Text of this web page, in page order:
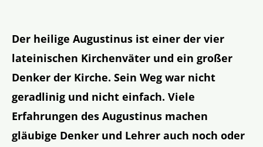
Der heilige Augustinus ist einer der vier
lateinischen Kirchenväter und ein großer
Denker der Kirche. Sein Weg war nicht
geradlinig und nicht einfach. Viele
Erfahrungen des Augustinus machen
gläubige Denker und Lehrer auch noch oder